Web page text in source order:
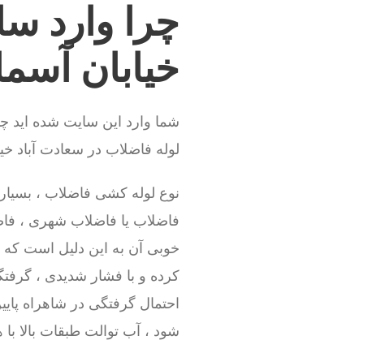
چرا وارد
خیابان
شما وارد این سایت شده اید
لوله فاضلاب در سعادت آباد
نوع لوله کشی فاضلاب ،
فاضلاب یا فاضلاب شهری ،
خوبی آن به این دلیل است
کرده و با فشار شدیدی ،
احتمال گرفتگی در شاهراه
شود ، آب توالت طبقات بالا